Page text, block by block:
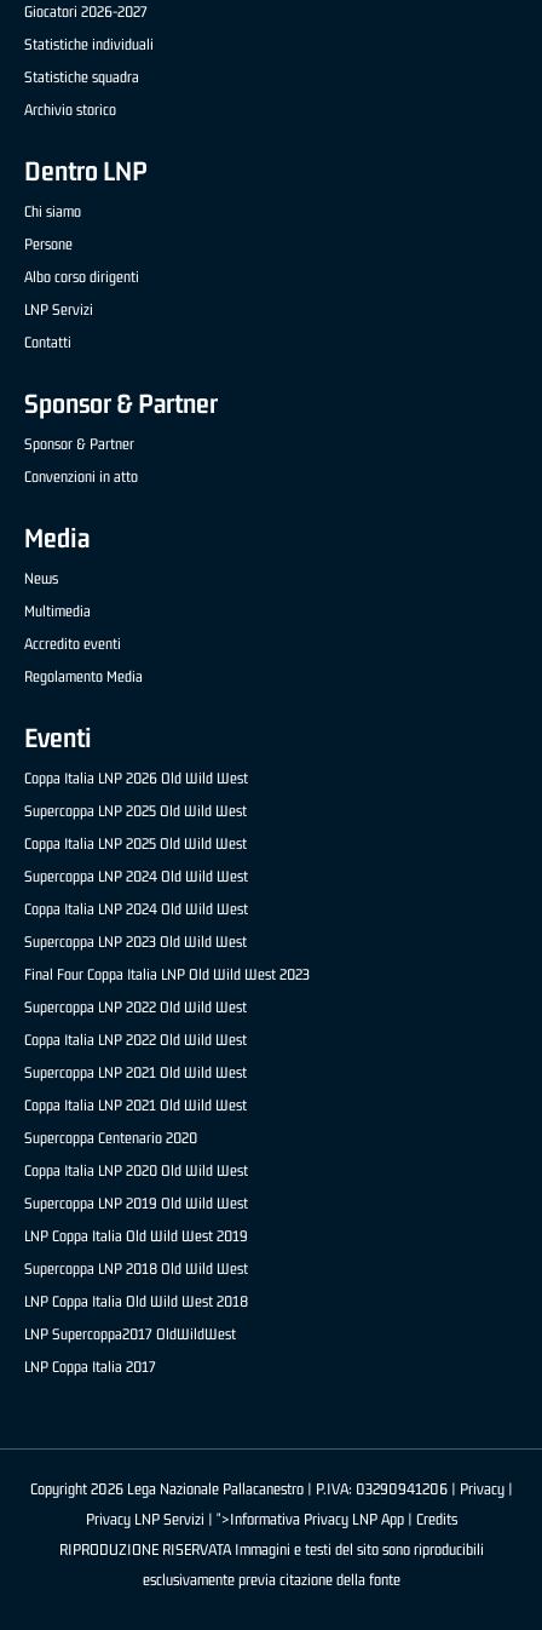
Giocatori 2026-2027
Statistiche individuali
Statistiche squadra
Archivio storico
Dentro LNP
Chi siamo
Persone
Albo corso dirigenti
LNP Servizi
Contatti
Sponsor & Partner
Sponsor & Partner
Convenzioni in atto
Media
News
Multimedia
Accredito eventi
Regolamento Media
Eventi
Coppa Italia LNP 2026 Old Wild West
Supercoppa LNP 2025 Old Wild West
Coppa Italia LNP 2025 Old Wild West
Supercoppa LNP 2024 Old Wild West
Coppa Italia LNP 2024 Old Wild West
Supercoppa LNP 2023 Old Wild West
Final Four Coppa Italia LNP Old Wild West 2023
Supercoppa LNP 2022 Old Wild West
Coppa Italia LNP 2022 Old Wild West
Supercoppa LNP 2021 Old Wild West
Coppa Italia LNP 2021 Old Wild West
Supercoppa Centenario 2020
Coppa Italia LNP 2020 Old Wild West
Supercoppa LNP 2019 Old Wild West
LNP Coppa Italia Old Wild West 2019
Supercoppa LNP 2018 Old Wild West
LNP Coppa Italia Old Wild West 2018
LNP Supercoppa2017 OldWildWest
LNP Coppa Italia 2017
Copyright 2026 Lega Nazionale Pallacanestro | P.IVA: 03290941206 | Privacy|
Privacy LNP Servizi | ">Informativa Privacy LNP App | Credits
RIPRODUZIONE RISERVATA Immagini e testi del sito sono riproducibili
esclusivamente previa citazione della fonte